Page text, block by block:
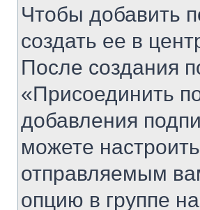
Чтобы добавить
создать ее в
После создания
«Присоединить
добавления
можете
отправляемым
опцию в группе